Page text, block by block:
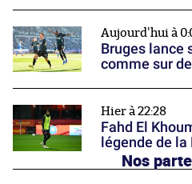
Aujourd'hui à
Bruges lance
comme sur
Hier à 22:28
Fahd El
légende de la
Nos